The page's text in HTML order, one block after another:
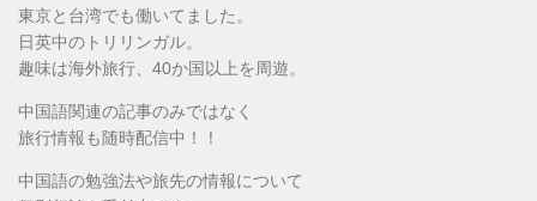
東京と台湾でも働いてました。
日英中のトリリンガル。
趣味は海外旅行、40か国以上を周遊。
中国語関連の記事のみではなく
旅行情報も随時配信中！！
中国語の勉強法や旅先の情報について